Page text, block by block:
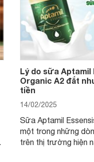
Lý do sữa Aptamil
Organic A2 đắt
tiền
14/02/2025
Sữa Aptamil
một trong những
trên thị trường hiện